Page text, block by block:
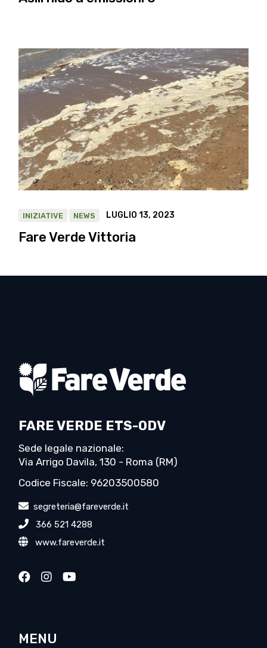
INIZIATIVE NEWS LUGLIO 13, 2023
Fare Verde Vittoria
FARE VERDE ETS-ODV
Sede legale nazionale:
Via Arrigo Davila, 130 - Roma (RM)
Codice Fiscale: 96203500580
segreteria@fareverde.it
366 521 4288
www.fareverde.it
MENU